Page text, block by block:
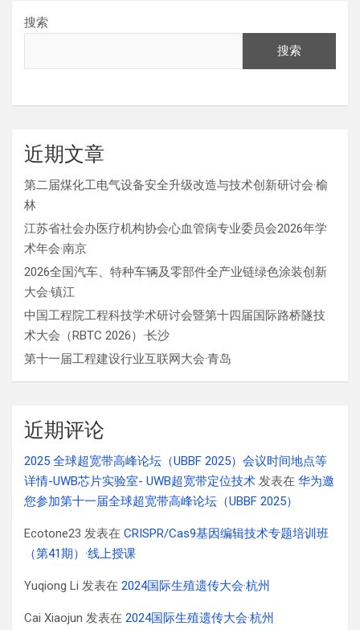
搜索
搜索
近期文章
第二届煤化工电气设备安全升级改造与技术创新研讨会·榆
林
江苏省社会办医疗机构协会心血管病专业委员会2026年学
术年会·南京
2026全国汽车、特种车辆及零部件全产业链绿色涂装创新
大会·镇江
中国工程院工程科技学术研讨会暨第十四届国际路桥隧技
术大会（RBTC 2026）·长沙
第十一届工程建设行业互联网大会·青岛
近期评论
2025 全球超宽带高峰论坛（UBBF 2025）会议时间地点等
详情-UWB芯片实验室- UWB超宽带定位技术 发表在 华为邀
您参加第十一届全球超宽带高峰论坛（UBBF 2025）
Ecotone23 发表在 CRISPR/Cas9基因编辑技术专题培训班
（第41期）·线上授课
Yuqiong Li 发表在 2024国际生殖遗传大会·杭州
Cai Xiaojun 发表在 2024国际生殖遗传大会·杭州